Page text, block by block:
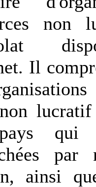
non
Il
lucratif
qui
ainsi